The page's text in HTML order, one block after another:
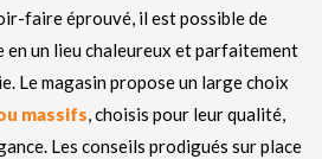
faire éprouvé, il est possible de
en un lieu chaleureux et parfaitement
Le magasin propose un large choix
massifs, choisis pour leur qualité,
Les conseils prodigués sur place